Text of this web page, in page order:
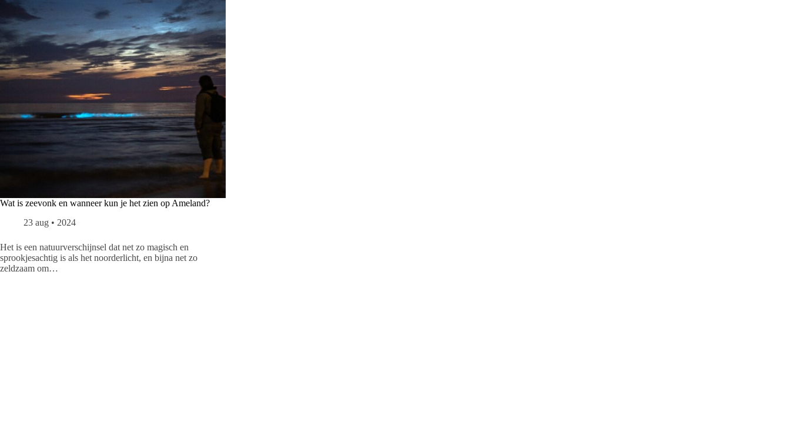
Wat is zeevonk en wanneer kun je het zien op Ameland?
23 aug • 2024
Het is een natuurverschijnsel dat net zo magisch en
sprookjesachtig is als het noorderlicht, en bijna net zo
zeldzaam om…